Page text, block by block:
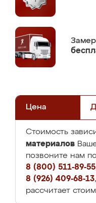
Цена
Стоимость
материалов
позвоните нам
8 (800) 511-89-55
8 (926) 409-68-13
рассчитает